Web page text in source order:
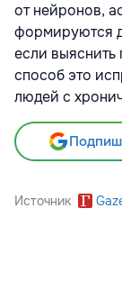
от нейронов,
формируются
если
способ это
людей с
Источник